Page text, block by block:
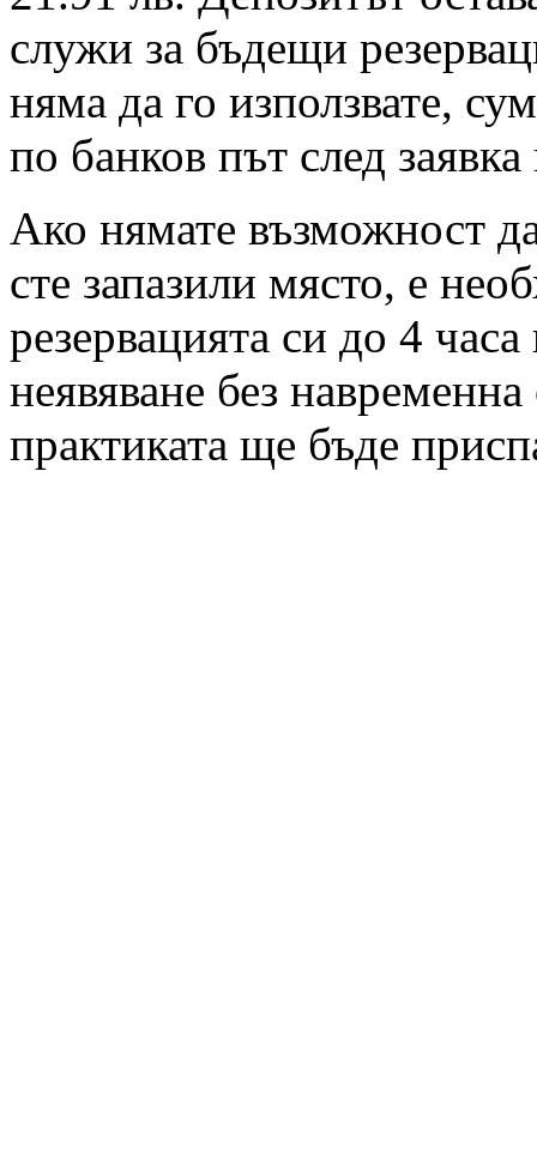
служи за бъдещи
няма да го използвате,
по банков път след
Ако нямате възможност
сте запазили място, е
резервацията си до 4
неявяване без
практиката ще бъде